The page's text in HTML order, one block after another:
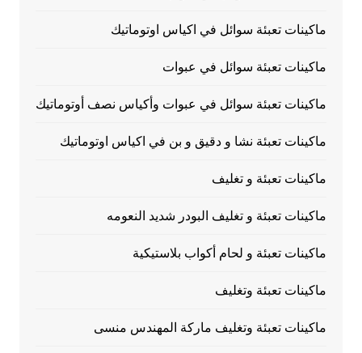
ماكينات تعبئة سوائل في اكياس اوتوماتيك
ماكينات تعبئة سوائل في عبوات
ماكينات تعبئة سوائل في عبوات وأكياس نصف أوتوماتيك
ماكينات تعبئة نشا و دقيق و بن في اكياس اوتوماتيك
ماكينات تعبئة و تغليف
ماكينات تعبئة و تغليف البودر شديد النعومه
ماكينات تعبئة و لحام أكواب بلاستيكية
ماكينات تعبئة وتغليف
ماكينات تعبئة وتغليف ماركة المهندس منسى